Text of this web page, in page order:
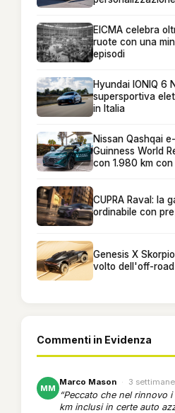
EICMA celebra
ruote con una
episodi
Hyundai IONIQ 6
supersportiva
in Italia
Nissan Qashqai
Guinness World
con 1.980 km
CUPRA Raval: la
ordinabile con
Genesis X
volto dell'off-road
Commenti in Evidenza
MM
Marco Mason · 3
“Peccato che nel rinnovo
km inclusi in certe auto